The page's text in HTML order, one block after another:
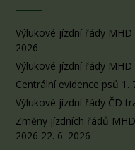
Výlukové jízdní řády
2026
Výlukové jízdní řády MHD
Centrální evidence psů 1.
Výlukové jízdní řády ČD
Změny jízdních řádů
2026 22. 6. 2026